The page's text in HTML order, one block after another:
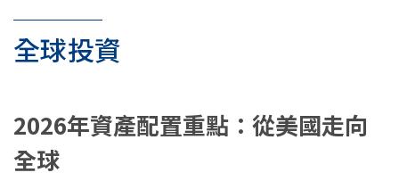
全球投資
2026年資產配置重點：從美國走向
全球